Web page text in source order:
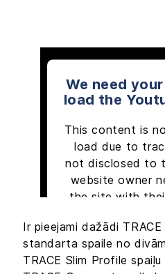
We need
load the
This content is
load due to
not disclosed to
website owner
the site with
Powered by
Ir pieejami dažādi
standarta spaile no
TRACE Slim Profile